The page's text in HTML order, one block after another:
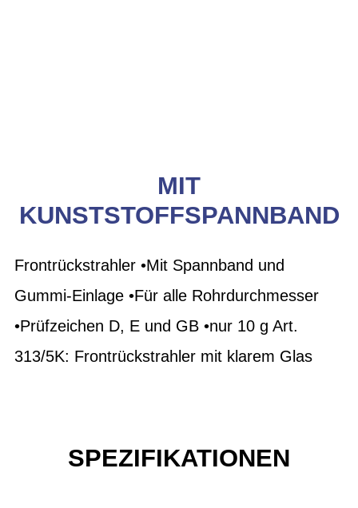
MIT
KUNSTSTOFFSPANNBAND
Frontrückstrahler •Mit Spannband und
Gummi-Einlage •Für alle Rohrdurchmesser
•Prüfzeichen D, E und GB •nur 10 g Art.
313/5K: Frontrückstrahler mit klarem Glas
SPEZIFIKATIONEN